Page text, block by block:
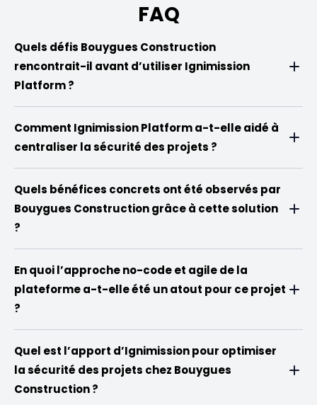
FAQ
Quels défis Bouygues Construction
rencontrait-il avant d’utiliser Ignimission
Platform ?
Comment Ignimission Platform a-t-elle aidé à
centraliser la sécurité des projets ?
Quels bénéfices concrets ont été observés par
Bouygues Construction grâce à cette solution
?
En quoi l’approche no-code et agile de la
plateforme a-t-elle été un atout pour ce projet
?
Quel est l’apport d’Ignimission pour optimiser
la sécurité des projets chez Bouygues
Construction ?